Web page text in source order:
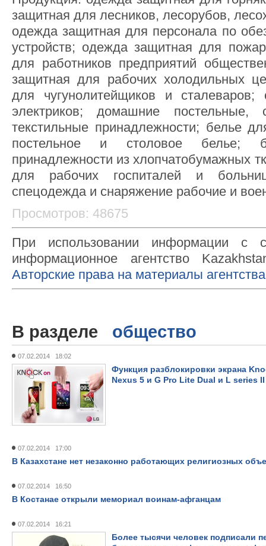
защитная для лесников, лесорубов,
одежда защитная для персонала по
устройств; одежда защитная для
для работников предприятий
защитная для рабочих холодильных
для чугунолитейщиков и
электриков; домашние
текстильные принадлежности; белье
постельное и столовое белье;
принадлежности из хлопчатобумажных
для рабочих госпиталей и
спецодежда и снаряжение рабочие и
Просмотров: 48675
При использовании информации с
информационное агентство
Авторские права на материалы
В разделе общество
07.02.2014 18:02
Функция разблокировки экрана
Nexus 5 и G Pro Lite Dual и L series II
07.02.2014 17:00
В Казахстане нет незаконно работающих религиозных
07.02.2014 16:50
В Костанае открыли мемориал воинам-афганцам
07.02.2014 16:21
Более тысячи человек подписали